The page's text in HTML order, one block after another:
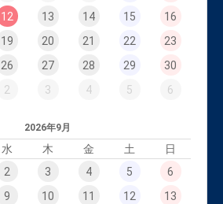
12 13 14 15
16
19 20 21 22
23
26 27 28 29
30
2 3 4 5 6
2026年9月
水 木 金 土
日
2 3 4 5
6
9 10 11 12
13